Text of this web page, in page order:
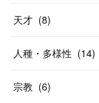
天才 (8)
人種・多様性 (14)
宗教 (6)